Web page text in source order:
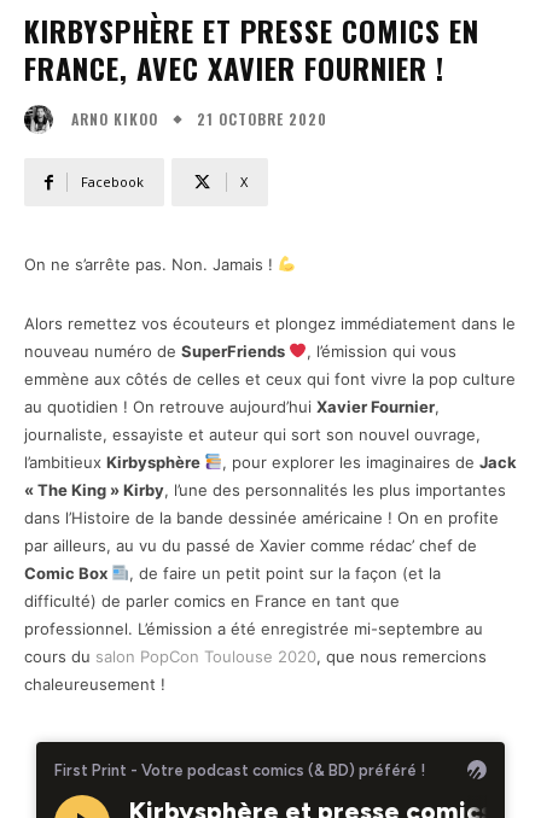
KIRBYSPHÈRE ET PRESSE COMICS EN
FRANCE, AVEC XAVIER FOURNIER !
ARNO KIKOO 21 OCTOBRE 2020
Facebook X
On ne s’arrête pas. Non. Jamais !
Alors remettez vos écouteurs et plongez immédiatement dans le
nouveau numéro de SuperFriends
, l’émission qui vous
emmène aux côtés de celles et ceux qui font vivre la pop culture
au quotidien ! On retrouve aujourd’hui Xavier Fournier,
journaliste, essayiste et auteur qui sort son nouvel ouvrage,
l’ambitieux Kirbysphère , pour explorer les imaginaires de Jack
« The King » Kirby, l’une des personnalités les plus importantes
dans l’Histoire de la bande dessinée américaine ! On en profite
par ailleurs, au vu du passé de Xavier comme rédac’ chef de
Comic Box
, de faire un petit point sur la façon (et la
difficulté) de parler comics en France en tant que
professionnel. L’émission a été enregistrée mi-septembre au
cours du salon PopCon Toulouse 2020, que nous remercions
chaleureusement !